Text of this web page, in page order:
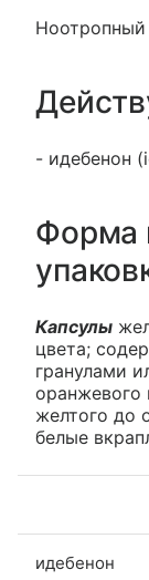
Ноотропный
- идебенон
Форма
Капсулы
цвета;
гранулами
оранжевого
желтого до
белые
идебенон